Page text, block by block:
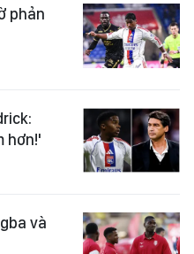
phản
hơn!'
và